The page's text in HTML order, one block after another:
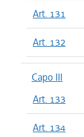
Art. 131
Art. 132
Capo III
Art. 133
Art. 134